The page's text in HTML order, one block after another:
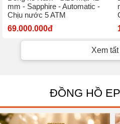
mm - Sapphire - Automatic -
Chịu nước 5 ATM
69.000.000đ
Xem tất
ĐỒNG HỒ